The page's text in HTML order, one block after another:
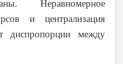
Неравномерное
и централизация
диспропорции между